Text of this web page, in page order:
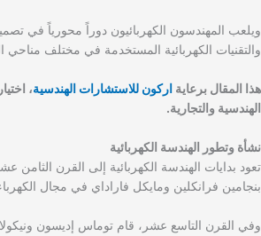
ويلعب المهندسون الكهربائيون دوراً محورياً في
والتقنيات الكهربائية المستخدمة في مختلف مناحي
هذا المقال برعاية اركون للاستشارات الهندسية،
الهندسية والتجارية.
نشأة وتطور الهندسة الكهربائية
تعود بدايات الهندسة الكهربائية إلى القرن الثامن
بنجامين فرانكلين ومايكل فاراداي في مجال
وفي القرن التاسع عشر، قام توماس إديسون